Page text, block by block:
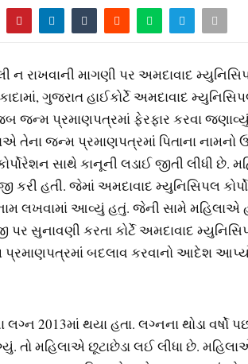
ન રાખવાની માગણી પર અમદાવાદ
ગુજરાત હાઈકોર્ટે અમદાવાદ
જન્મ પ્રમાણપત્રમાં ફેરફાર કરવા
જન્મ પ્રમાણપત્રમાં પિતાના નામનો
સાથે કાનૂની લડાઈ જીતી લીધી છે.
હતી. જેમાં અમદાવાદ મ્યુનિસિપલ
લખવામાં આવ્યું હતું. જેની સામે મહિલાએ
સુનાવણી કરતા કોર્ટે અમદાવાદ
બદલાવ કરવાનો આદેશ
2013માં થયા હતા. લગ્નના થોડા વર્ષો
તો મહિલાએ છૂટાછેડા લઈ લીધા છે.